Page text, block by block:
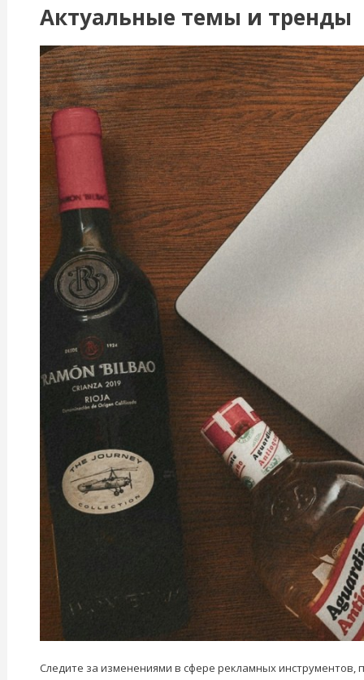
Актуальные темы и тренды
Следите за изменениями в сфере рекламных инструментов,